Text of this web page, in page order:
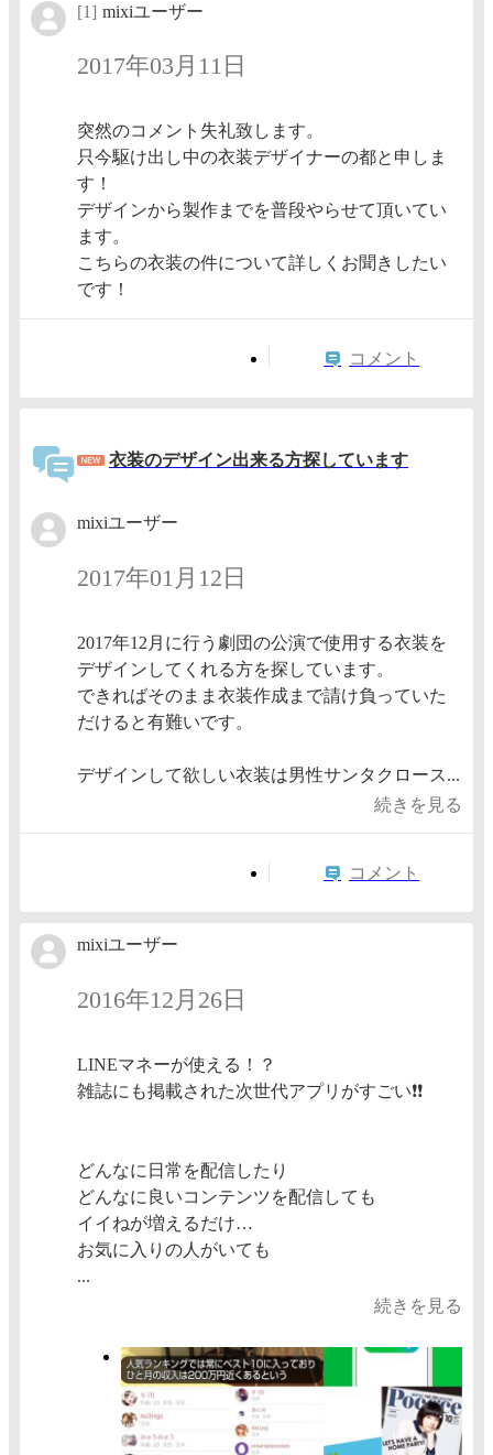
[1] mixiユーザー
2017年03月11日
突然のコメント失礼致します。
只今駆け出し中の衣装デザイナーの都と申しま
す！
デザインから製作までを普段やらせて頂いてい
ます。
こちらの衣装の件について詳しくお聞きしたい
です！
コメント
衣装のデザイン出来る方探しています
mixiユーザー
2017年01月12日
2017年12月に行う劇団の公演で使用する衣装を
デザインしてくれる方を探しています。
できればそのまま衣装作成まで請け負っていた
だけると有難いです。
デザインして欲しい衣装は男性サンタクロース...
続きを見る
コメント
mixiユーザー
2016年12月26日
LINEマネーが使える！？
雑誌にも掲載された次世代アプリがすごい❗❗
どんなに日常を配信したり
どんなに良いコンテンツを配信しても
イイねが増えるだけ…
お気に入りの人がいても
...
続きを見る